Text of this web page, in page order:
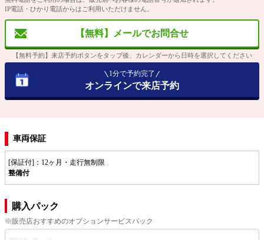
IP電話・ひかり電話からはご利用いただけません。
【無料】メールでお問合せ
【無料予約】来店予約ボタンをタップ後、カレンダーから日時を選択してください
1分で予約完了
オンラインで来店予約
車両保証
[保証付]：12ヶ月・走行無制限
整備付
購入パック
※販売店おすすめのオプションサービスパック